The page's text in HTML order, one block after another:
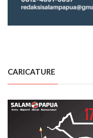
CARICATURE